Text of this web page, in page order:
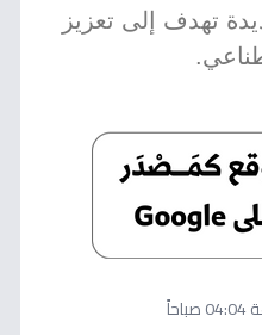
تهدف إلى تعزيز